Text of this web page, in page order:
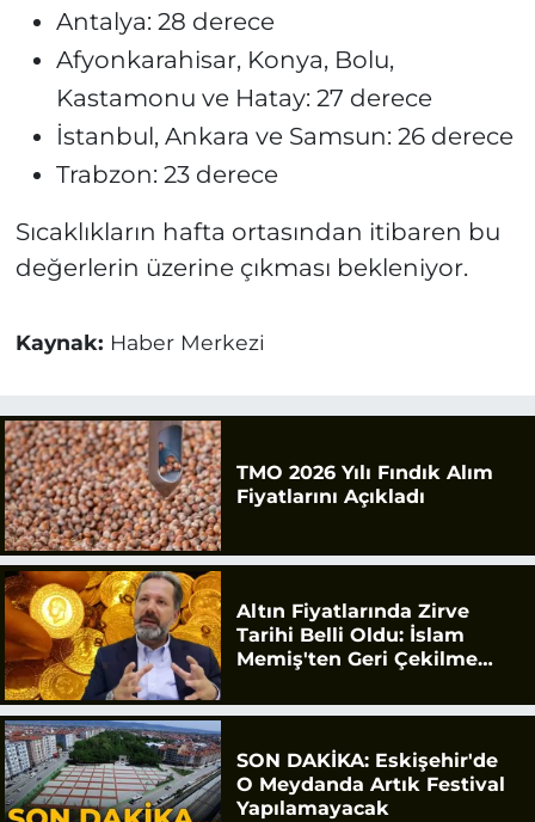
Antalya: 28 derece
Afyonkarahisar, Konya, Bolu,
Kastamonu ve Hatay: 27 derece
İstanbul, Ankara ve Samsun: 26 derece
Trabzon: 23 derece
Sıcaklıkların hafta ortasından itibaren bu
değerlerin üzerine çıkması bekleniyor.
Kaynak: Haber Merkezi
TMO 2026 Yılı Fındık Alım
Fiyatlarını Açıkladı
Altın Fiyatlarında Zirve
Tarihi Belli Oldu: İslam
Memiş'ten Geri Çekilme
SON DAKİKA: Eskişehir'de
O Meydanda Artık Festival
Yapılamayacak